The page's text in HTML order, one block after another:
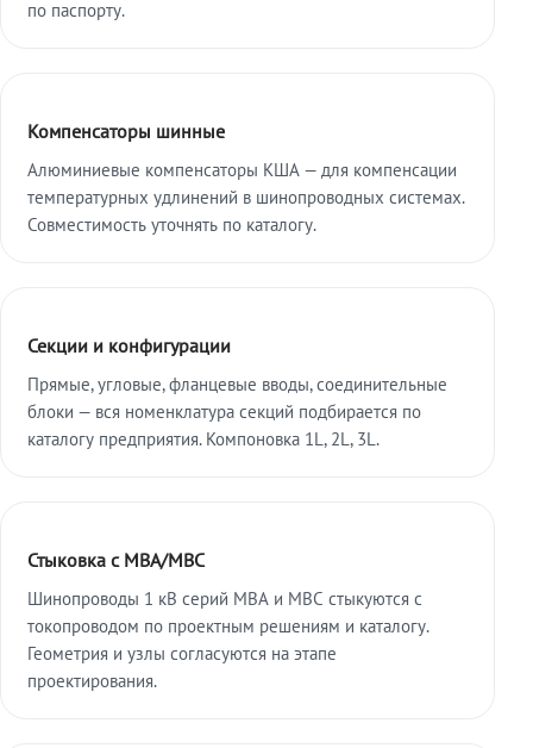
по паспорту.
Компенсаторы шинные
Алюминиевые компенсаторы КША — для компенсации
температурных удлинений в шинопроводных системах.
Совместимость уточнять по каталогу.
Секции и конфигурации
Прямые, угловые, фланцевые вводы, соединительные
блоки — вся номенклатура секций подбирается по
каталогу предприятия. Компоновка 1L, 2L, 3L.
Стыковка с МВА/МВС
Шинопроводы 1 кВ серий МВА и МВС стыкуются с
токопроводом по проектным решениям и каталогу.
Геометрия и узлы согласуются на этапе
проектирования.